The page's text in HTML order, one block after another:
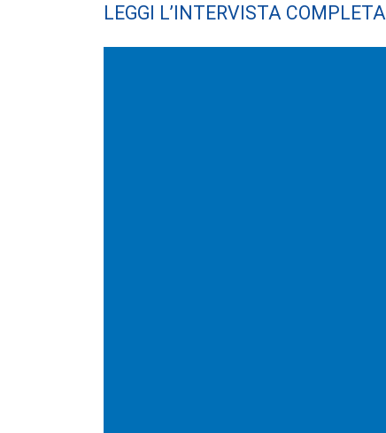
LEGGI L’INTERVISTA COMPLETA